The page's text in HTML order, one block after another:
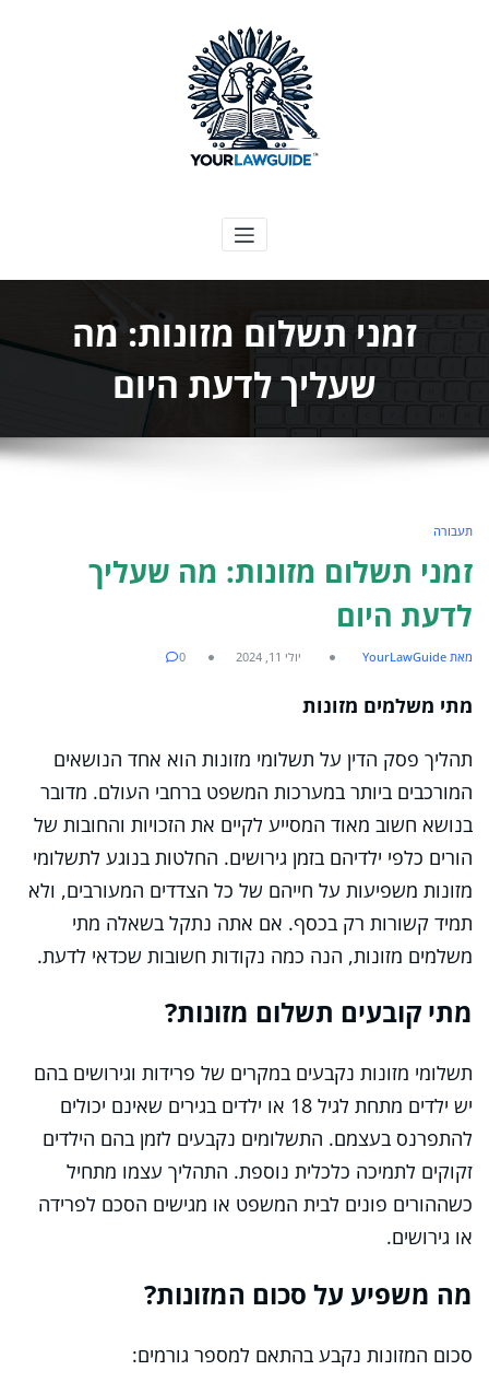
המדריך המשפטי שלך
זמני תשלום מזונות: מה
שעליך לדעת היום
תעבורה
זמני תשלום מזונות: מה שעליך
לדעת היום
מאת YourLawGuide יולי 11, 2024 0
מתי משלמים מזונות
תהליך פסק הדין על תשלומי מזונות הוא אחד הנושאים
המורכבים ביותר במערכות המשפט ברחבי העולם. מדובר
בנושא חשוב מאוד המסייע לקיים את הזכויות והחובות של
הורים כלפי ילדיהם בזמן גירושים. החלטות בנוגע לתשלומי
מזונות משפיעות על חייהם של כל הצדדים המעורבים, ולא
תמיד קשורות רק בכסף. אם אתה נתקל בשאלה מתי
משלמים מזונות, הנה כמה נקודות חשובות שכדאי לדעת.
מתי קובעים תשלום מזונות?
תשלומי מזונות נקבעים במקרים של פרידות וגירושים בהם
יש ילדים מתחת לגיל 18 או ילדים בגירים שאינם יכולים
להתפרנס בעצמם. התשלומים נקבעים לזמן בהם הילדים
זקוקים לתמיכה כלכלית נוספת. התהליך עצמו מתחיל
כשההורים פונים לבית המשפט או מגישים הסכם לפרידה
או גירושים.
מה משפיע על סכום המזונות?
סכום המזונות נקבע בהתאם למספר גורמים: